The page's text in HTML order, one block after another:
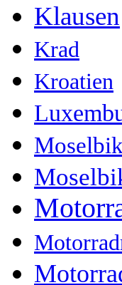
Klausen
Krad
Kroatien